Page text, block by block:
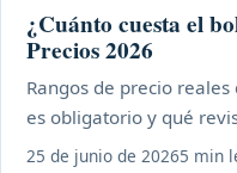
¿Cuánto cuesta el
Precios 2026
Rangos de precio
es obligatorio y qué
25 de junio de 20265 min